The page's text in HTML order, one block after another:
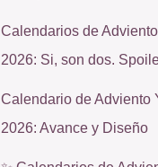
Calendarios de
2026: Si, son dos.
Calendario de Adviento
2026: Avance y Diseño